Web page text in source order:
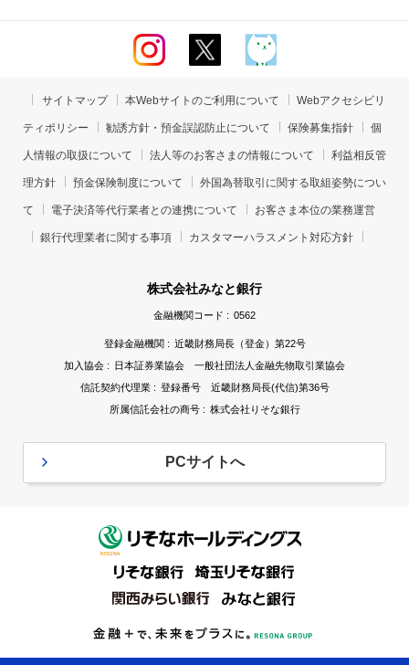
サイトマップ 本Webサイトのご利用について Webアクセシビリ
ティポリシー 勧誘方針・預金誤認防止について 保険募集指針 個
人情報の取扱について 法人等のお客さまの情報について 利益相反管
理方針 預金保険制度について 外国為替取引に関する取組姿勢につい
て 電子決済等代行業者との連携について お客さま本位の業務運営
銀行代理業者に関する事項 カスタマーハラスメント対応方針
株式会社みなと銀行
金融機関コード : 0562
登録金融機関 : 近畿財務局長（登金）第22号
加入協会 : 日本証券業協会 一般社団法人金融先物取引業協会
信託契約代理業 : 登録番号 近畿財務局長(代信)第36号
所属信託会社の商号 : 株式会社りそな銀行
PCサイトへ